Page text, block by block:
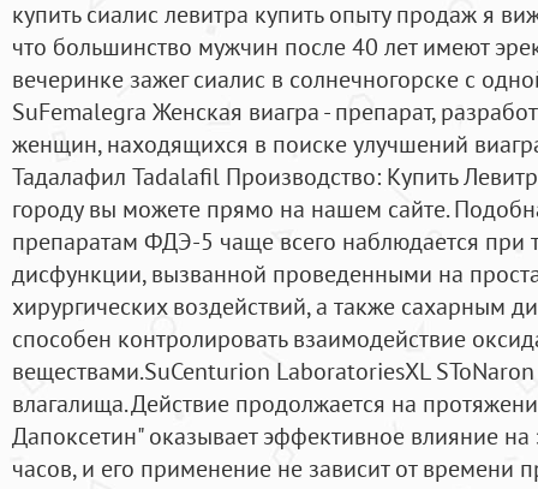
купить сиалис левитра купить опыту продаж я
что большинство мужчин после 40 лет имеют
вечеринке зажег сиалис в солнечногорске с
SuFemalegra Женская виагра - препарат,
женщин, находящихся в поиске улучшений
Тадалафил Tadalafil Производство: Купить
городу вы можете прямо на нашем сайте.
препаратам ФДЭ-5 чаще всего наблюдается при
дисфункции, вызванной проведенными на
хирургических воздействий, а также сахарным
способен контролировать взаимодействие
веществами.SuCenturion LaboratoriesXL
влагалища. Действие продолжается на
Дапоксетин" оказывает эффективное влияние
часов, и его применение не зависит от времени